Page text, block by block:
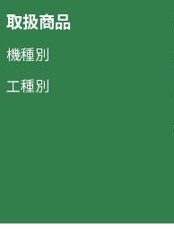
取扱商品
機種別
工種別